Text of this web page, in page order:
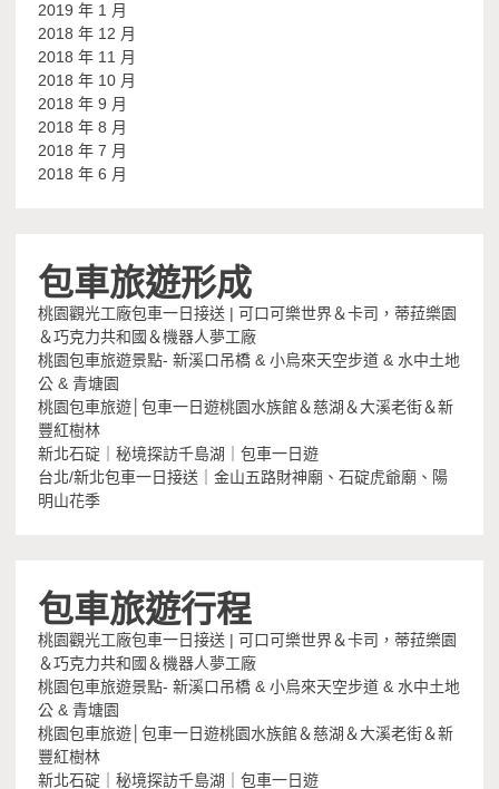
2019 年 1 月
2018 年 12 月
2018 年 11 月
2018 年 10 月
2018 年 9 月
2018 年 8 月
2018 年 7 月
2018 年 6 月
包車旅遊形成
桃園觀光工廠包車一日接送 | 可口可樂世界＆卡司，蒂菈樂園
＆巧克力共和國＆機器人夢工廠
桃園包車旅遊景點- 新溪口吊橋 & 小烏來天空步道 & 水中土地
公 & 青塘園
桃園包車旅遊│包車一日遊桃園水族館＆慈湖＆大溪老街＆新
豐紅樹林
新北石碇｜秘境探訪千島湖｜包車一日遊
台北/新北包車一日接送｜金山五路財神廟、石碇虎爺廟、陽
明山花季
包車旅遊行程
桃園觀光工廠包車一日接送 | 可口可樂世界＆卡司，蒂菈樂園
＆巧克力共和國＆機器人夢工廠
桃園包車旅遊景點- 新溪口吊橋 & 小烏來天空步道 & 水中土地
公 & 青塘園
桃園包車旅遊│包車一日遊桃園水族館＆慈湖＆大溪老街＆新
豐紅樹林
新北石碇｜秘境探訪千島湖｜包車一日遊